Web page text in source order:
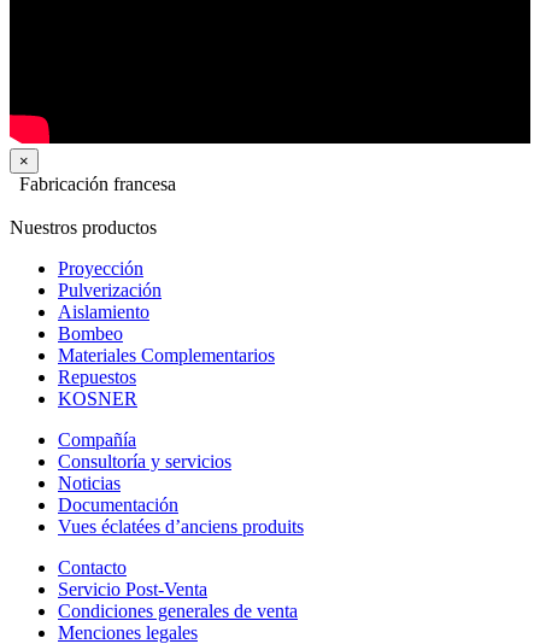
×
Fabricación francesa
Nuestros productos
Proyección
Pulverización
Aislamiento
Bombeo
Materiales Complementarios
Repuestos
KOSNER
Compañía
Consultoría y servicios
Noticias
Documentación
Vues éclatées d’anciens produits
Contacto
Servicio Post-Venta
Condiciones generales de venta
Menciones legales